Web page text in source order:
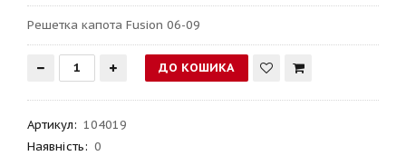
Решетка капота Fusion 06-09
Артикул: 104019
Наявність: 0